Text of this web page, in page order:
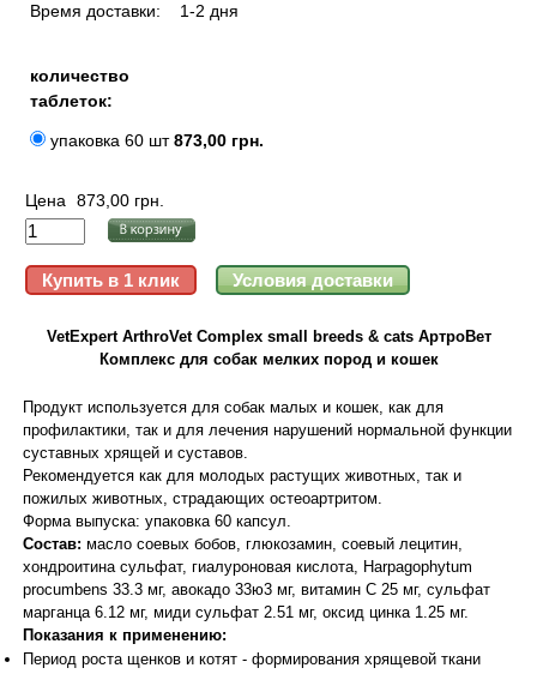
Время доставки:
1-2 дня
количество
таблеток:
упаковка 60 шт873,00 грн.
Цена 873,00 грн.
VetExpert ArthroVet Complex small breeds & cats АртроВет
Комплекс для собак мелких пород и кошек
Продукт используется для собак малых и кошек, как для
профилактики, так и для лечения нарушений нормальной функции
суставных хрящей и суставов.
Рекомендуется как для молодых растущих животных, так и
пожилых животных, страдающих остеоартритом.
Форма выпуска: упаковка 60 капсул.
Состав: масло соевых бобов, глюкозамин, соевый лецитин,
хондроитина сульфат, гиалуроновая кислота, Harpagophytum
procumbens 33.3 мг, авокадо 33ю3 мг, витамин С 25 мг, сульфат
марганца 6.12 мг, миди сульфат 2.51 мг, оксид цинка 1.25 мг.
Показания к применению:
Период роста щенков и котят - формирования хрящевой ткани